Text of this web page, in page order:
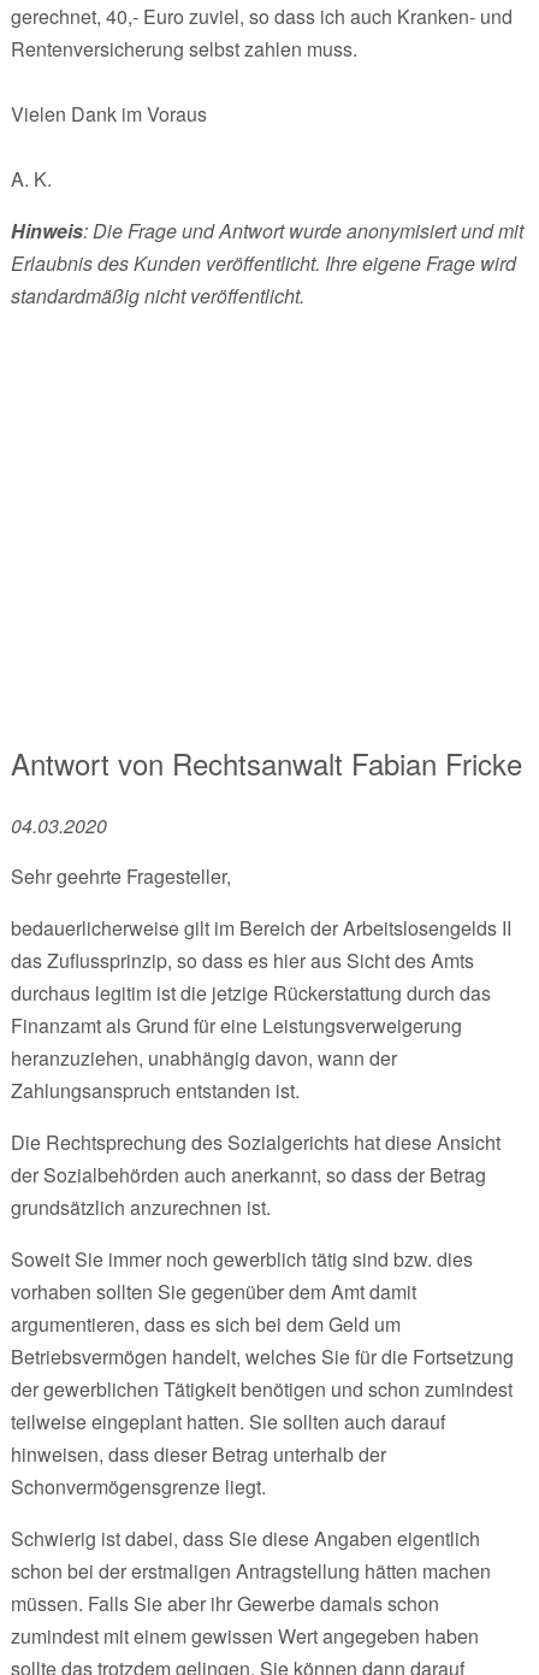
gerechnet, 40,- Euro zuviel, so dass ich auch Kranken- und
Rentenversicherung selbst zahlen muss.
Vielen Dank im Voraus
A. K.
Hinweis: Die Frage und Antwort wurde anonymisiert und mit
Erlaubnis des Kunden veröffentlicht. Ihre eigene Frage wird
standardmäßig nicht veröffentlicht.
Antwort von Rechtsanwalt Fabian Fricke
04.03.2020
Sehr geehrte Fragesteller,
bedauerlicherweise gilt im Bereich der Arbeitslosengelds II
das Zuflussprinzip, so dass es hier aus Sicht des Amts
durchaus legitim ist die jetzige Rückerstattung durch das
Finanzamt als Grund für eine Leistungsverweigerung
heranzuziehen, unabhängig davon, wann der
Zahlungsanspruch entstanden ist.
Die Rechtsprechung des Sozialgerichts hat diese Ansicht
der Sozialbehörden auch anerkannt, so dass der Betrag
grundsätzlich anzurechnen ist.
Soweit Sie immer noch gewerblich tätig sind bzw. dies
vorhaben sollten Sie gegenüber dem Amt damit
argumentieren, dass es sich bei dem Geld um
Betriebsvermögen handelt, welches Sie für die Fortsetzung
der gewerblichen Tätigkeit benötigen und schon zumindest
teilweise eingeplant hatten. Sie sollten auch darauf
hinweisen, dass dieser Betrag unterhalb der
Schonvermögensgrenze liegt.
Schwierig ist dabei, dass Sie diese Angaben eigentlich
schon bei der erstmaligen Antragstellung hätten machen
müssen. Falls Sie aber ihr Gewerbe damals schon
zumindest mit einem gewissen Wert angegeben haben
sollte das trotzdem gelingen. Sie können dann darauf